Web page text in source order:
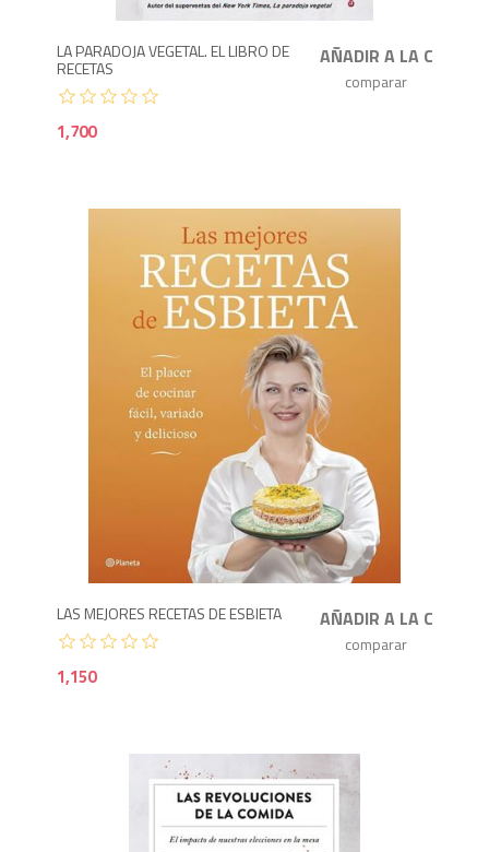
LA PARADOJA VEGETAL. EL LIBRO DE
RECETAS
1,700
LAS MEJORES RECETAS DE ESBIETA
1,150